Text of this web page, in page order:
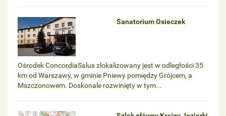
Sanatorium Osieczek
Ośrodek ConcordiaSalus zlokalizowany jest w odległości 35
km od Warszawy, w gminie Pniewy pomiędzy Grójcem, a
Mszczonowem. Doskonale rozwinięty w tym...